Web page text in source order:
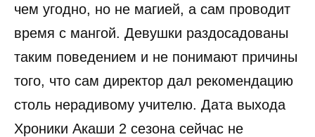
чем угодно, но не магией, а сам проводит
время с мангой. Девушки раздосадованы
таким поведением и не понимают причины
того, что сам директор дал рекомендацию
столь нерадивому учителю. Дата выхода
Хроники Акаши 2 сезона сейчас не